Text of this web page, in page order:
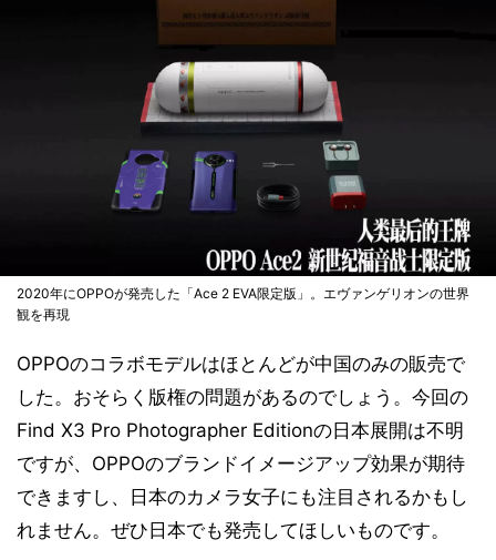
2020年にOPPOが発売した「Ace 2 EVA限定版」。エヴァンゲリオンの世界
観を再現
OPPOのコラボモデルはほとんどが中国のみの販売で
した。おそらく版権の問題があるのでしょう。今回の
Find X3 Pro Photographer Editionの日本展開は不明
ですが、OPPOのブランドイメージアップ効果が期待
できますし、日本のカメラ女子にも注目されるかもし
れません。ぜひ日本でも発売してほしいものです。